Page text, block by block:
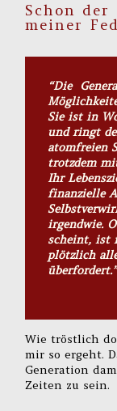
Schon
meiner
“Die
Sie ist in
und ringt
atomfreien
trotzdem
Ihr
finanzielle
irgendwie.
scheint, ist
plötzlich
Wie tröstlich
mir so ergeht.
Generation
Zeiten zu sein.